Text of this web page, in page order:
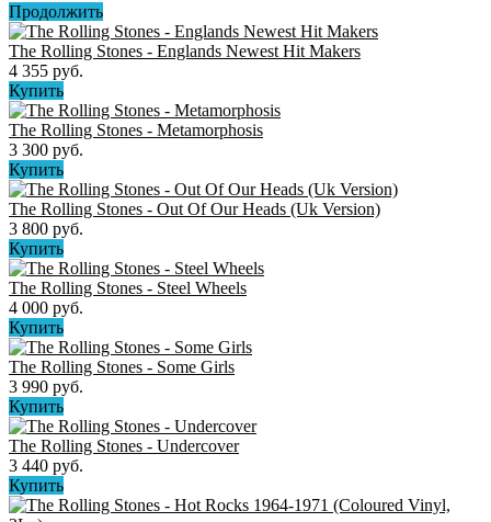
Продолжить
The Rolling Stones - Englands Newest Hit Makers
4 355 руб.
Купить
The Rolling Stones - Metamorphosis
3 300 руб.
Купить
The Rolling Stones - Out Of Our Heads (Uk Version)
3 800 руб.
Купить
The Rolling Stones - Steel Wheels
4 000 руб.
Купить
The Rolling Stones - Some Girls
3 990 руб.
Купить
The Rolling Stones - Undercover
3 440 руб.
Купить